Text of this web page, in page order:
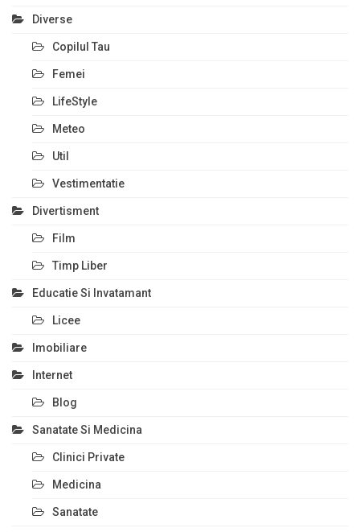
Diverse
Copilul Tau
Femei
LifeStyle
Meteo
Util
Vestimentatie
Divertisment
Film
Timp Liber
Educatie Si Invatamant
Licee
Imobiliare
Internet
Blog
Sanatate Si Medicina
Clinici Private
Medicina
Sanatate